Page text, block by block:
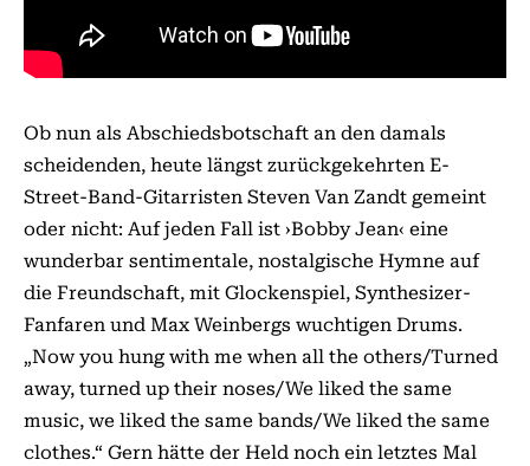
Ob nun als Abschiedsbotschaft an den damals
scheidenden, heute längst zurückgekehrten E-
Street-Band-Gitarristen Steven Van Zandt gemeint
oder nicht: Auf jeden Fall ist ›Bobby Jean‹ eine
wunderbar sentimentale, nostalgische Hymne auf
die Freundschaft, mit Glockenspiel, Synthesizer-
Fanfaren und Max Weinbergs wuchtigen Drums.
„Now you hung with me when all the others/Turned
away, turned up their noses/We liked the same
music, we liked the same bands/We liked the same
clothes.“ Gern hätte der Held noch ein letztes Mal